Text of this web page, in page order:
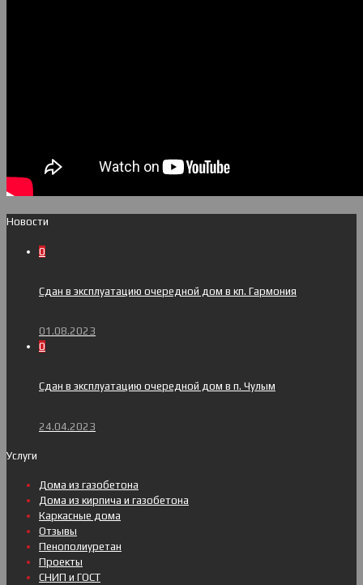
Новости
0
Сдан в эксплуатацию очередной дом в кп. Гармония
01.08.2023
0
Сдан в эксплуатацию очередной дом в п. Чулым
24.04.2023
Услуги
Дома из газобетона
Дома из кирпича и газобетона
Каркасные дома
Отзывы
Пенополиуретан
Проекты
СНИП и ГОСТ